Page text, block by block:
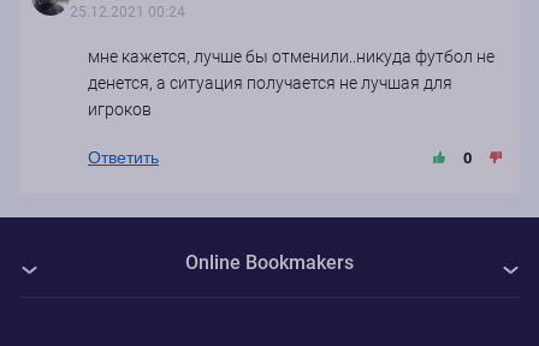
25.12.2021 00:24
мне кажется, лучше бы отменили..никуда футбол не
денется, а ситуация получается не лучшая для
игроков
Ответить 0
Online Bookmakers